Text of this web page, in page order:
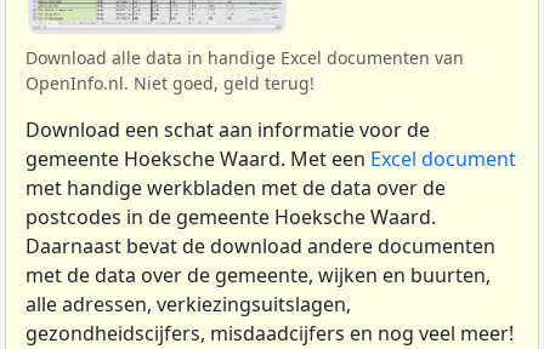
Download alle data in handige Excel documenten van
OpenInfo.nl. Niet goed, geld terug!
Download een schat aan informatie voor de
gemeente Hoeksche Waard. Met een Excel document
met handige werkbladen met de data over de
postcodes in de gemeente Hoeksche Waard.
Daarnaast bevat de download andere documenten
met de data over de gemeente, wijken en buurten,
alle adressen, verkiezingsuitslagen,
gezondheidscijfers, misdaadcijfers en nog veel meer!